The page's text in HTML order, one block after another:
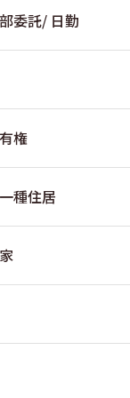
委託/ 日勤
権
種住居